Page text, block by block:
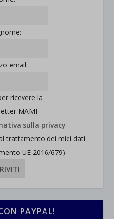
email:
ricevere la
MAMI
sulla privacy
trattamento dei miei dati
UE 2016/679)
PAYPAL!